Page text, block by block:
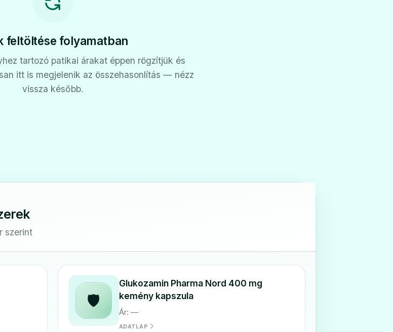
feltöltése folyamatban
tartozó patikai árakat éppen rögzítjük és
itt is megjelenik az összehasonlítás — nézz
vissza később.
szerint
🛡️
Glukozamin Pharma Nord 400 mg
kemény kapszula
Ár: —
ADATLAP